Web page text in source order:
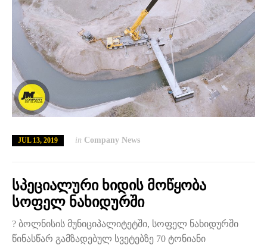
JUL 13, 2019 in Company News
სპეციალური ხიდის მოწყობა
სოფელ ნახიდურში
? ბოლნისის მუნიციპალიტეტში, სოფელ ნახიდურში
წინასწარ გამზადებულ სვეტებზე 70 ტონიანი